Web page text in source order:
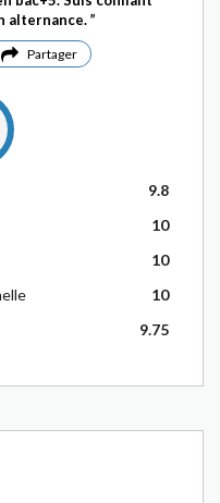
alternance.
Partager
9.8
10
10
10
9.75